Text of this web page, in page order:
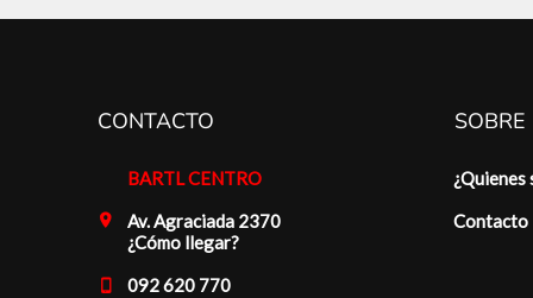
CONTACTO
BARTL CENTRO
Av. Agraciada 2370
¿Cómo llegar?
092 620 770
¿Quienes
Contacto